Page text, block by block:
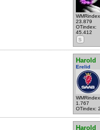
23.879
OTindex:
45.412
S
Harold
Erelid
1.767
OTindex:
Harold